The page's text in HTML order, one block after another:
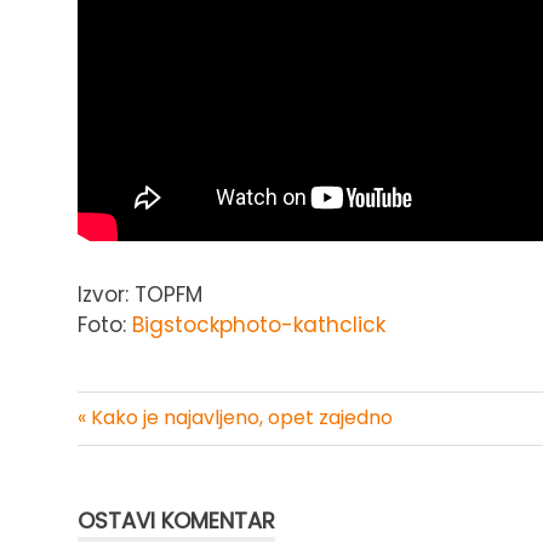
Izvor: TOPFM
Foto: Bigstockphoto-kathclick
Kretanje
« Kako je najavljeno, opet zajedno
OSTAVI KOMENTAR